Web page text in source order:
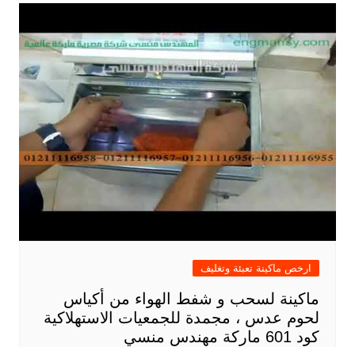
ارخص ماكينة تعبئة وتغليف
ماكينة لسحب و شفط الهواء من أكياس
لحوم عدس ، مجمدة للجمعيات الاستهلاكية
كود 601 ماركة مهندس منسي